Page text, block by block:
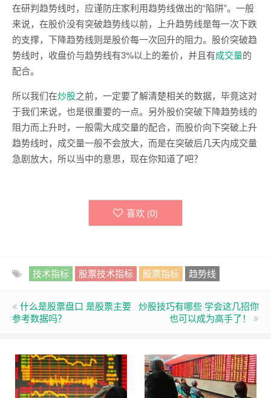
在研判趋势线时，应谨防庄家利用趋势线做出的“陷阱”。一般
来说，在股价没有突破趋势线以前，上升趋势线是每一次下跌
的支撑，下降趋势线则是股价每一次回升的阻力。股价突破趋
势线时，收盘价与趋势线有3%以上的差价，并且有成交量的
配合。
所以我们在炒股之前，一定要了解清楚相关的数据，毕竟这对
于我们来说，也是很重要的一点。另外股价突破下降趋势线的
阻力而上升时，一般需大成交量的配合，而股价向下突破上升
趋势线时，成交量一般不会放大，而是在突破后几天内成交量
急剧放大，所以当中的意思，现在你知道了吧？
喜欢 (0)
技术指标 股票技术指标 股票指标 趋势线
什么是股票盘口 是股票主要
参考数据吗？
炒股技巧有哪些 学会这几招你
也可以成为高手了！